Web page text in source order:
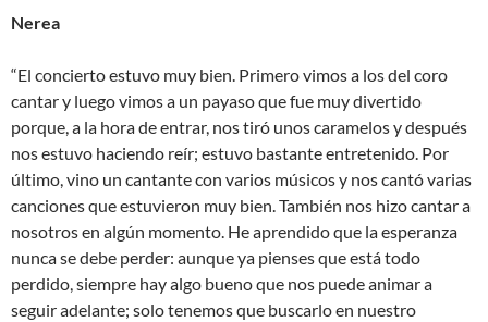
Nerea
“El concierto estuvo muy bien. Primero vimos a los del coro
cantar y luego vimos a un payaso que fue muy divertido
porque, a la hora de entrar, nos tiró unos caramelos y después
nos estuvo haciendo reír; estuvo bastante entretenido. Por
último, vino un cantante con varios músicos y nos cantó varias
canciones que estuvieron muy bien. También nos hizo cantar a
nosotros en algún momento. He aprendido que la esperanza
nunca se debe perder: aunque ya pienses que está todo
perdido, siempre hay algo bueno que nos puede animar a
seguir adelante; solo tenemos que buscarlo en nuestro